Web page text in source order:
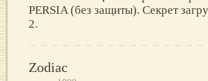
PERSIA (без защиты). Секрет
2.
Zodiac